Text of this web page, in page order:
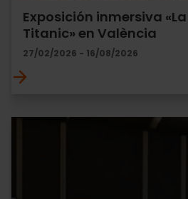
Exposición inmersiva
Titanic» en València
27/02/2026 - 16/08/2026